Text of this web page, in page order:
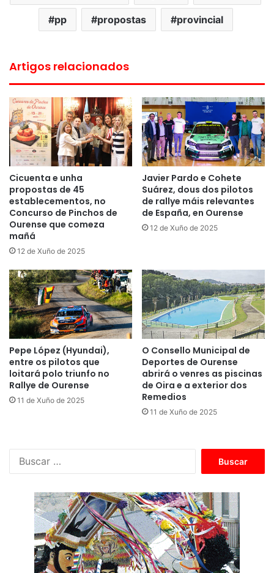
pp propostas provincial
Artigos relacionados
Cicuenta e unha
propostas de 45
establecementos, no
Concurso de Pinchos de
Ourense que comeza
mañá
12 de Xuño de 2025
Javier Pardo e Cohete
Suárez, dous dos pilotos
de rallye máis relevantes
de España, en Ourense
12 de Xuño de 2025
Pepe López (Hyundai),
entre os pilotos que
loitará polo triunfo no
Rallye de Ourense
11 de Xuño de 2025
O Consello Municipal de
Deportes de Ourense
abrirá o venres as piscinas
de Oira e a exterior dos
Remedios
11 de Xuño de 2025
c
a
r
: